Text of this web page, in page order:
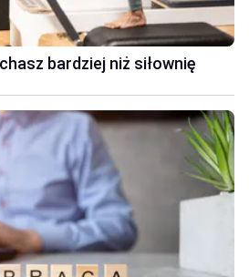
bardziej niż siłownię